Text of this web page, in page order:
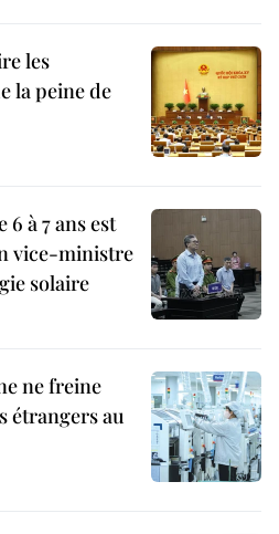
les
la peine de
à 7 ans est
vice-ministre
solaire
ne freine
étrangers au